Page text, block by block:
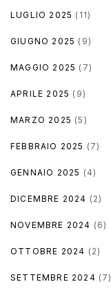
LUGLIO 2025 (11)
GIUGNO 2025 (9)
MAGGIO 2025 (7)
APRILE 2025 (9)
MARZO 2025 (5)
FEBBRAIO 2025 (7)
GENNAIO 2025 (4)
DICEMBRE 2024 (2)
NOVEMBRE 2024 (6)
OTTOBRE 2024 (2)
SETTEMBRE 2024 (7)